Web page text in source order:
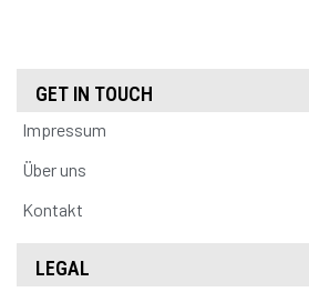
GET IN TOUCH
Impressum
Über uns
Kontakt
LEGAL